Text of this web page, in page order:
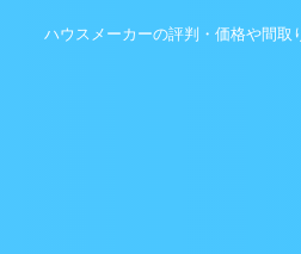
ハウスメーカーの評判・価格や間取